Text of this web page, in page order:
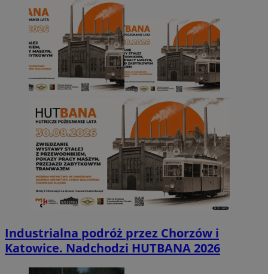
Industrialna podróż przez Chorzów i
Katowice. Nadchodzi HUTBANA 2026